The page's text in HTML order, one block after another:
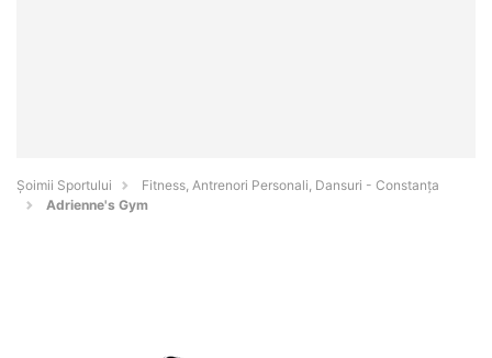
Șoimii Sportului
Fitness, Antrenori Personali, Dansuri - Constanţa
Adrienne's Gym